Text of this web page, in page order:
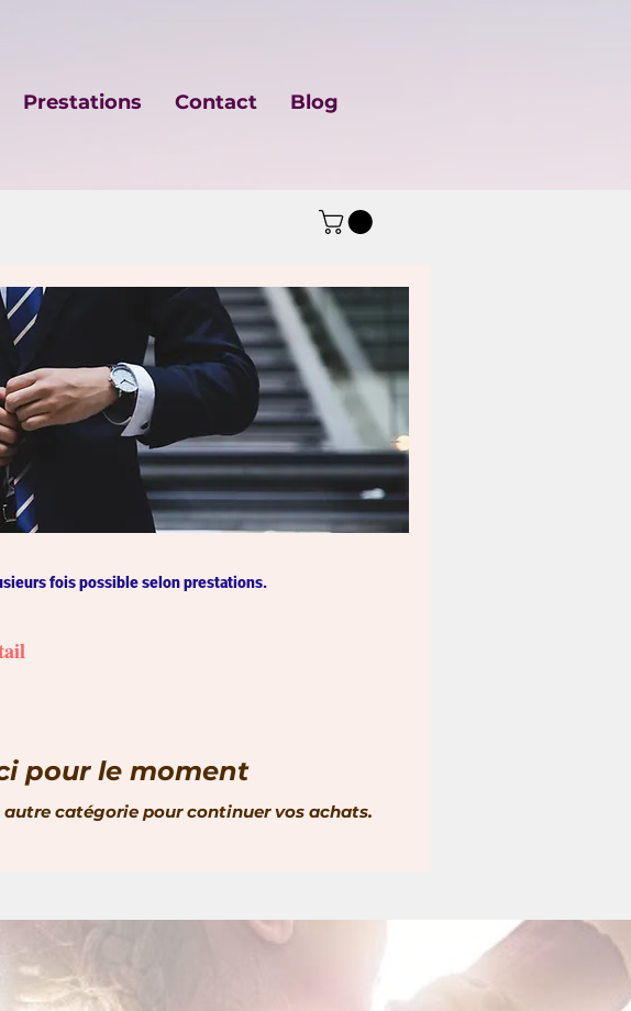
Prestations Contact Blog
pour le moment
catégorie pour continuer vos achats.
fois possible selon prestations.